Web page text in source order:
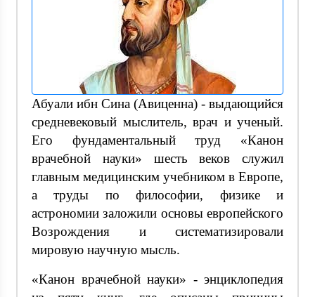
Абуали ибн Сина (Авиценна) - выдающийся
средневековый мыслитель, врач и ученый.
Его фундаментальный труд «Канон
врачебной науки» шесть веков служил
главным медицинским учебником в Европе,
а труды по философии, физике и
астрономии заложили основы европейского
Возрождения и систематизировали
мировую научную мысль.
«Канон врачебной науки» - энциклопедия